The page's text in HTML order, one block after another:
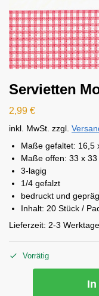
Servietten
2,99 €
inkl. MwSt. zzgl.
Maße gefaltet: 16,5
Maße offen: 33 x 33
3-lagig
1/4 gefalzt
bedruckt und
Inhalt: 20 Stück /
Lieferzeit: 2-3 Werktage
Vorrätig
In